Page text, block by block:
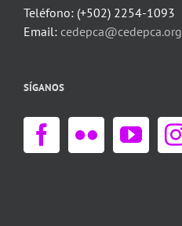
Teléfono: (+502) 2254-1093
Email: cedepca@cedepca.org
SÍGANOS